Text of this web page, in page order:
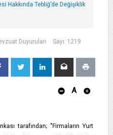
Hakkında Tebliğ’de Değişiklik
Duyuruları
Sayı: 1219
A
tarafından; "Firmaların Yurt